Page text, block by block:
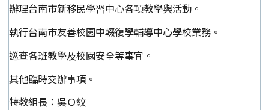
辦理台南市新移民學習中心各項教學與活動。
執行台南市友善校園中輟復學輔導中心學校業務。
巡查各班教學及校園安全等事宜。
其他臨時交辦事項。
特教組長：吳Ｏ紋